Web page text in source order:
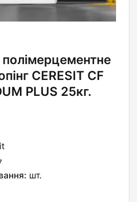
CERESIT CF
PLUS 25кг.
шт.